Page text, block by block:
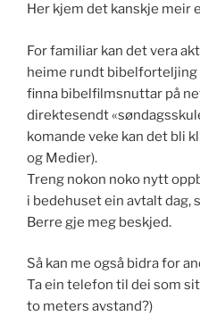
Her kjem det kanskje meir
For familiar kan det vera
heime rundt bibelforteljing
finna bibelfilmsnuttar på
direktesendt
komande veke kan det bli
og Medier).
Treng nokon noko nytt
i bedehuset ein avtalt dag,
Berre gje meg beskjed.
Så kan me også bidra for
Ta ein telefon til dei som
to meters avstand?)